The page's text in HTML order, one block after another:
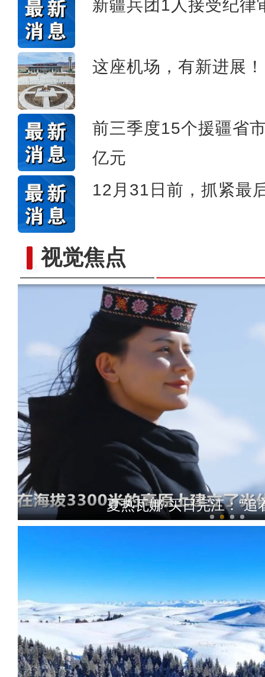
新疆兵团1人接受纪律
这座机场，有新进展！
前三季度15个援疆省
亿元
12月31日前，抓紧最
视觉焦点
新疆喀什“达瓦孜”女孩
夏热瓦娜·买日完江：“追